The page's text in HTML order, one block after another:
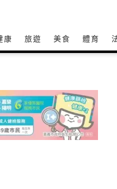
康 旅遊 美食 體育